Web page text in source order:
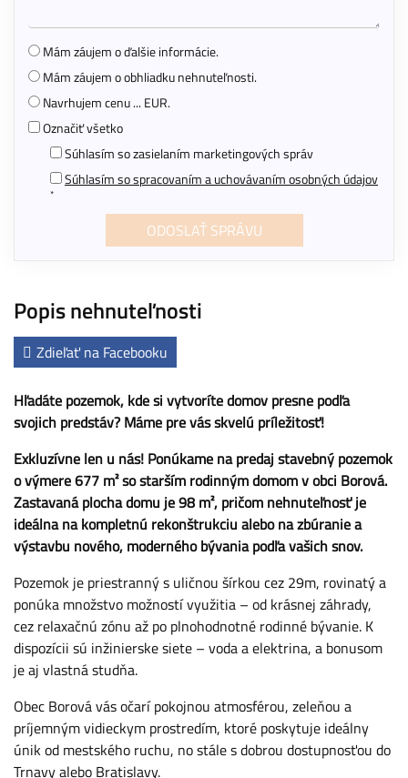
Popis nehnuteľnosti
Zdieľať na Facebooku
Hľadáte pozemok, kde si vytvoríte domov presne podľa
svojich predstáv? Máme pre vás skvelú príležitosť!
Exkluzívne len u nás! Ponúkame na predaj stavebný pozemok
o výmere 677 m² so starším rodinným domom v obci Borová.
Zastavaná plocha domu je 98 m², pričom nehnuteľnosť je
ideálna na kompletnú rekonštrukciu alebo na zbúranie a
výstavbu nového, moderného bývania podľa vašich snov.
Pozemok je priestranný s uličnou šírkou cez 29m, rovinatý a
ponúka množstvo možností využitia – od krásnej záhrady,
cez relaxačnú zónu až po plnohodnotné rodinné bývanie. K
dispozícii sú inžinierske siete – voda a elektrina, a bonusom
je aj vlastná studňa.
Obec Borová vás očarí pokojnou atmosférou, zeleňou a
príjemným vidieckym prostredím, ktoré poskytuje ideálny
únik od mestského ruchu, no stále s dobrou dostupnosťou do
Trnavy alebo Bratislavy.
Mám záujem o ďalšie informácie.
Mám záujem o obhliadku nehnuteľnosti.
Navrhujem cenu ... EUR.
Označiť všetko
Súhlasím so zasielaním marketingových správ
Súhlasím so spracovaním a uchovávaním osobných údajov
*